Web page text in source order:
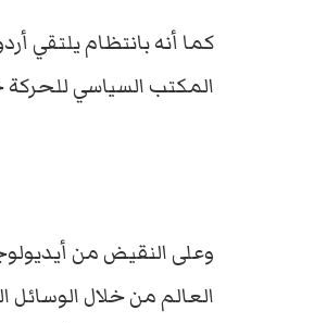
كما أنه بانتظام يلتقي
المكتب السياسي للحركة
وعلى النقيض من
العالم من خلال الوسائل